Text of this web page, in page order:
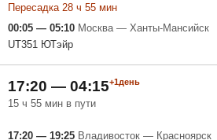
Пересадка 28 ч 55 мин
00:05 — 05:10 Москва — Ханты-Мансийск
UT351 ЮТэйр
17:20 — 04:15+1день
15 ч 55 мин в пути
17:20 — 19:25 Владивосток — Красноярск